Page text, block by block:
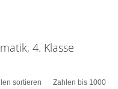
4. Klasse
sortieren
Zahlen bis 1000